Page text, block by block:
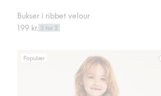
Bukser i ribbet velour
199 kr. 3 for 2
Populær